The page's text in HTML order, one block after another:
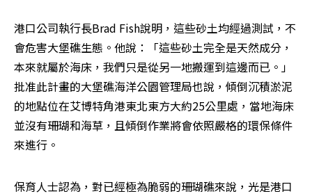
港口公司執行長Brad Fish說明，這些砂土均經過測試，不
會危害大堡礁生態。他說：「這些砂土完全是天然成分，
本來就屬於海床，我們只是從另一地搬運到這邊而已。」
批准此計畫的大堡礁海洋公園管理局也說，傾倒沉積淤泥
的地點位在艾博特角港東北東方大約25公里處，當地海床
並沒有珊瑚和海草，且傾倒作業將會依照嚴格的環保條件
來進行。
保育人士認為，對已經極為脆弱的珊瑚礁來說，光是港口